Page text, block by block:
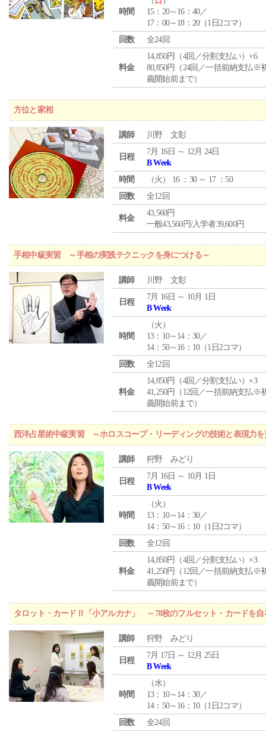
時間
15：20～16：40／
17：00～18：20（1日2コマ）
回数
全24回
料金
14,850円（4回／分割支払い）×6
80,850円（24回／一括前納支払※
義開始前まで）
方位と家相
講師 川野 文彰
日程
7月 16日 ～ 12月 24日
B Week
時間
（火 ） 16 ：30 ～ 17 ：50
回数
全12回
料金
43,560円
一般43,560円/入学者39,600円
手相中級実習 ～手相の実践テクニックを身につける～
講師 川野 文彰
日程
7月 16日 ～ 10月 1日
B Week
時間
（火 ）
13：10～14：30／
14：50～16：10（1日2コマ）
回数
全12回
料金
14,850円（4回／分割支払い）×3
41,250円（12回／一括前納支払※
義開始前まで）
西洋占星術中級実習 ～ホロスコープ・リーディングの技術と表現力
講師 狩野 みどり
日程
7月 16日 ～ 10月 1日
B Week
時間
（火 ）
13：10～14：30／
14：50～16：10（1日2コマ）
回数
全12回
料金
14,850円（4回／分割支払い）×3
41,250円（12回／一括前納支払※
義開始前まで）
タロット・カードⅡ「小アルカナ」 ～78枚のフルセット・カードを自
講師 狩野 みどり
日程
7月 17日 ～ 12月 25日
B Week
時間
（水）
13：10～14：30／
14：50～16：10（1日2コマ）
回数
全24回